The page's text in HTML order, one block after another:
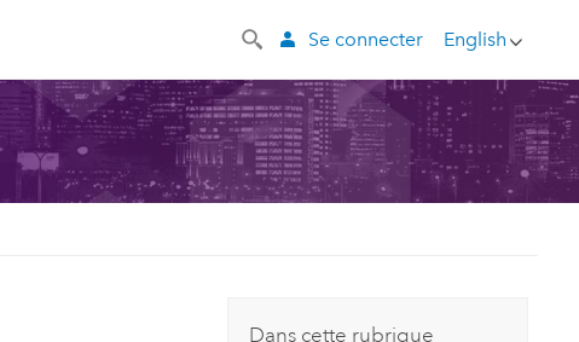
English
Se connecter
Dans cette rubrique